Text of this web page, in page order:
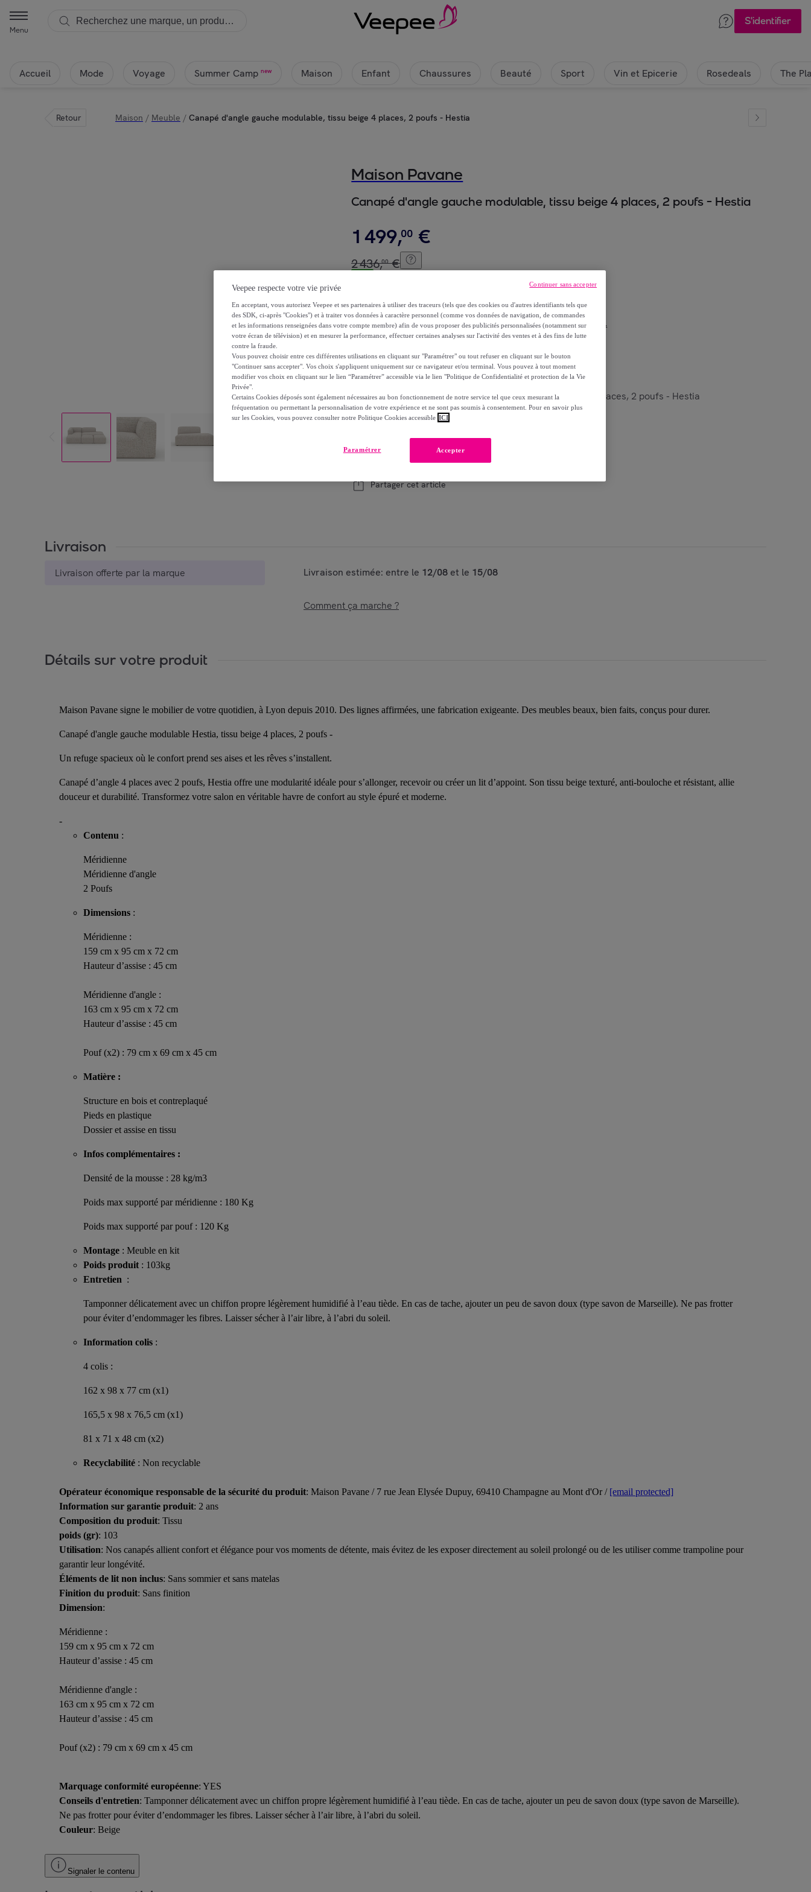
Menu
S'identifier
Accueil Mode Voyage Summer Camp new Maison Enfant Chaussures Beauté Sport Vin et Epicerie Rosedeals The
Retour Maison / Meuble / Canapé d'angle gauche modulable, tissu beige 4 places, 2 poufs - Hestia
Maison Pavane
Canapé d'angle gauche modulable, tissu beige 4 places, 2 poufs - Hestia
1 499,00 €
2436,00 €
Reprise possible de votre ancien produit,voir les conditions.
Modèle : Canapé d'angle gauche modulable, tissu beige 4 places, 2 poufs - Hestia
Ajouter au panier
Vendu par Maison Pavane
Partager cet article
Livraison
Livraison offerte par la marque Livraison estimée: entre le 12/08 et le 15/08
Comment ça marche ?
Détails sur votre produit
Maison Pavane signe le mobilier de votre quotidien, à Lyon depuis 2010. Des lignes affirmées, une fabrication exigeante. Des meubles beaux, bien faits, conçus pour durer.
Canapé d'angle gauche modulable Hestia, tissu beige 4 places, 2 poufs -
Un refuge spacieux où le confort prend ses aises et les rêves s’installent.
Canapé d’angle 4 places avec 2 poufs, Hestia offre une modularité idéale pour s’allonger, recevoir ou créer un lit d’appoint. Son tissu beige texturé, anti-bouloche et résistant, allie
douceur et durabilité. Transformez votre salon en véritable havre de confort au style épuré et moderne.
-
Contenu :
Méridienne
Méridienne d'angle
2 Poufs
Dimensions :
Méridienne :
159 cm x 95 cm x 72 cm
Hauteur d’assise : 45 cm
Méridienne d'angle :
163 cm x 95 cm x 72 cm
Hauteur d’assise : 45 cm
Pouf (x2) : 79 cm x 69 cm x 45 cm
Matière :
Structure en bois et contreplaqué
Pieds en plastique
Dossier et assise en tissu
Infos complémentaires :
Densité de la mousse : 28 kg/m3
Poids max supporté par méridienne : 180 Kg
Poids max supporté par pouf : 120 Kg
Montage : Meuble en kit
Poids produit : 103kg
Entretien :
Tamponner délicatement avec un chiffon propre légèrement humidifié à l’eau tiède. En cas de tache, ajouter un peu de savon doux (type savon de Marseille). Ne pas frotter
pour éviter d’endommager les fibres. Laisser sécher à l’air libre, à l’abri du soleil.
Information colis :
4 colis :
162 x 98 x 77 cm (x1)
165,5 x 98 x 76,5 cm (x1)
81 x 71 x 48 cm (x2)
Recyclabilité : Non recyclable
Opérateur économique responsable de la sécurité du produit: Maison Pavane / 7 rue Jean Elysée Dupuy, 69410 Champagne au Mont d'Or / [email protected]
Information sur garantie produit: 2 ans
Composition du produit: Tissu
poids (gr): 103
Utilisation: Nos canapés allient confort et élégance pour vos moments de détente, mais évitez de les exposer directement au soleil prolongé ou de les utiliser comme trampoline pour
garantir leur longévité.
Éléments de lit non inclus: Sans sommier et sans matelas
Finition du produit: Sans finition
Dimension:
Méridienne :
159 cm x 95 cm x 72 cm
Hauteur d’assise : 45 cm
Méridienne d'angle :
163 cm x 95 cm x 72 cm
Hauteur d’assise : 45 cm
Pouf (x2) : 79 cm x 69 cm x 45 cm
Marquage conformité européenne: YES
Conseils d'entretien: Tamponner délicatement avec un chiffon propre légèrement humidifié à l’eau tiède. En cas de tache, ajouter un peu de savon doux (type savon de Marseille).
Ne pas frotter pour éviter d’endommager les fibres. Laisser sécher à l’air libre, à l’abri du soleil.
Couleur: Beige
Signaler le contenu
Veepee respecte votre vie privée
En acceptant, vous autorisez Veepee et ses partenaires à utiliser des traceurs (tels que des cookies ou d'autres identifiants tels que
des SDK, ci-après "Cookies") et à traiter vos données à caractère personnel (comme vos données de navigation, de commandes
et les informations renseignées dans votre compte membre) afin de vous proposer des publicités personnalisées (notamment sur
votre écran de télévision) et en mesurer la performance, effectuer certaines analyses sur l'activité des ventes et à des fins de lutte
contre la fraude.
Vous pouvez choisir entre ces différentes utilisations en cliquant sur "Paramétrer" ou tout refuser en cliquant sur le bouton
"Continuer sans accepter". Vos choix s'appliquent uniquement sur ce navigateur et/ou terminal. Vous pouvez à tout moment
modifier vos choix en cliquant sur le lien “Paramétrer” accessible via le lien "Politique de Confidentialité et protection de la Vie
Privée".
Certains Cookies déposés sont également nécessaires au bon fonctionnement de notre service tel que ceux mesurant la
fréquentation ou permettant la personnalisation de votre expérience et ne sont pas soumis à consentement. Pour en savoir plus
sur les Cookies, vous pouvez consulter notre Politique Cookies accessible ICI
Accepter
Paramétrer
Continuer sans accepter